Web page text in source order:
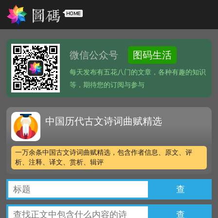
微信公众号 图码生活
每天发布有五花八门的文章，各种有趣的知识
等，期待您的订阅与参与
中国历代古文诗词曲赋精选
一万余条中国古文诗词曲赋精选，包含作者信息、原文、评
析、注释、译文、赏析、辑评
查
查